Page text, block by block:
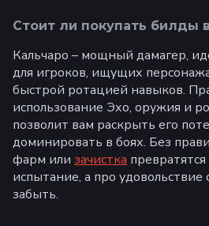
Стоит ли покупать билды
Кальчаро – мощный дамагер,
для игроков, ищущих
быстрой ротацией навыков.
использование Эхо, оружия и
позволит вам раскрыть его
доминировать в боях. Без
фарм или зачистка
испытание, а про
забыть.